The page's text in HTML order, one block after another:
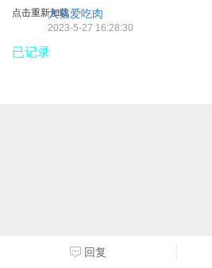
点击重新加载大猫爱吃肉
2023-5-27 16:28:30
已记录
回复